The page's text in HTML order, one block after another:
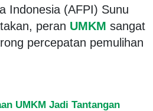
Indonesia (AFPI) Sunu
peran UMKM sangat
percepatan pemulihan
UMKM Jadi Tantangan